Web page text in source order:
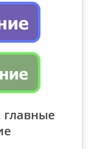
главные